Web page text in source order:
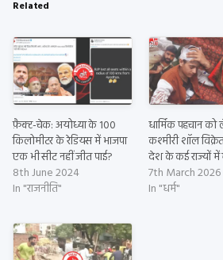
Related
फ़ैक्ट-चेक: अयोध्या के 100
किलोमीटर के रेडियस में भाजपा
एक भी सीट नहीं जीत पाई?
8th June 2024
In "राजनीति"
धार्मिक पहचान
कश्मीरी शॉल
देश के कई राज्यों में
7th March 2026
In "धर्म"